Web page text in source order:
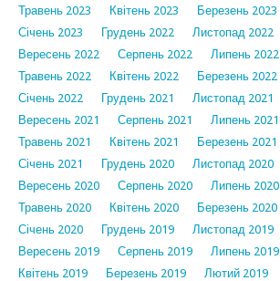
Травень 2023
Квітень 2023 Березень 2023
Січень 2023
Грудень 2022 Листопад 2022
Вересень 2022
Серпень 2022 Липень 2022
Травень 2022
Квітень 2022 Березень 2022
Січень 2022
Грудень 2021 Листопад 2021
Вересень 2021
Серпень 2021 Липень 2021
Травень 2021
Квітень 2021 Березень 2021
Січень 2021
Грудень 2020 Листопад 2020
Вересень 2020
Серпень 2020 Липень 2020
Травень 2020
Квітень 2020 Березень 2020
Січень 2020
Грудень 2019 Листопад 2019
Вересень 2019
Серпень 2019 Липень 2019
Квітень 2019
Березень 2019 Лютий 2019